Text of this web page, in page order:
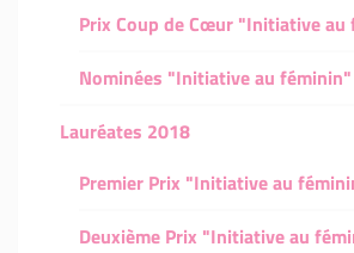
Prix Coup de Cœur "Initiative
Nominées "Initiative au
Lauréates 2018
Premier Prix "Initiative au
Deuxième Prix "Initiative au